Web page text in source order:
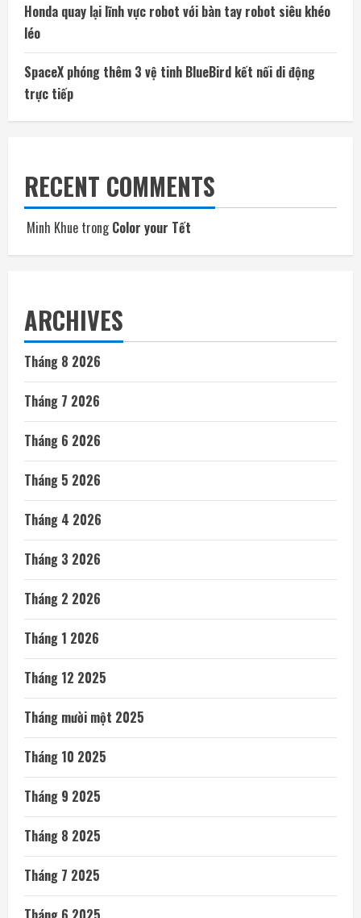
Honda quay lại lĩnh vực robot với bàn tay robot siêu khéo
léo
SpaceX phóng thêm 3 vệ tinh BlueBird kết nối di động
trực tiếp
RECENT COMMENTS
Minh Khue trongColor your Tết
ARCHIVES
Tháng 8 2026
Tháng 7 2026
Tháng 6 2026
Tháng 5 2026
Tháng 4 2026
Tháng 3 2026
Tháng 2 2026
Tháng 1 2026
Tháng 12 2025
Tháng mười một 2025
Tháng 10 2025
Tháng 9 2025
Tháng 8 2025
Tháng 7 2025